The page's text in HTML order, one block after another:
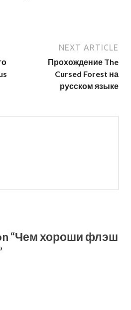
NEXT ARTICLE
Прохождение The
Cursed Forest на
русском языке
“Чем хороши флэш